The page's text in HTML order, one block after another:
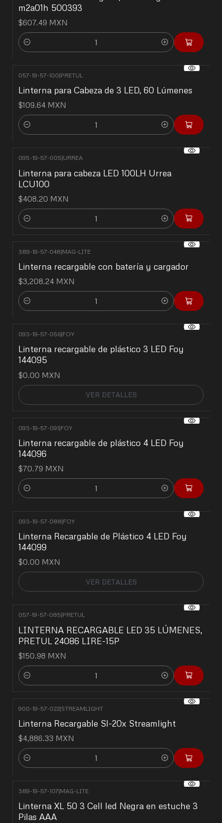
m2a01h 500393
$607.49 MXN
Cantidad
057-19-57-100|PRETUL
Linterna para Cabeza de 3 LED, 60 Lúmenes
$109.64 MXN
Cantidad
095-19-57-005|URREA
Linterna para cabeza LED 100LH Urrea
LCU100
$408.20 MXN
Cantidad
389-19-57-048|MAG-LITE
Linterna recargable con batería y cargador
$3,208.24 MXN
Cantidad
093-19-57-056|FOY
Linterna recargable de plástico 3 LED Foy
144095
$0.00 MXN
VER DETALLES
093-19-57-091|FOY
Linterna recargable de plástico 4 LED Foy
144096
$70.79 MXN
Cantidad
093-19-57-088|FOY
Linterna Recargable de Plástico 4 LED Foy
144099
$0.00 MXN
VER DETALLES
057-19-57-085|PRETUL
LINTERNA RECARGABLE LED 35 LÚMENES,
PRETUL 24086 LIRE-15P
$150.98 MXN
Cantidad
900-19-57-022|STREAMLIGHT
Linterna Recargable Sl-20x Streamlight
$4,886.33 MXN
Cantidad
389-19-57-107|MAG-LITE
Linterna XL 50 3 Cell led Negra en estuche 3
Pilas AAA